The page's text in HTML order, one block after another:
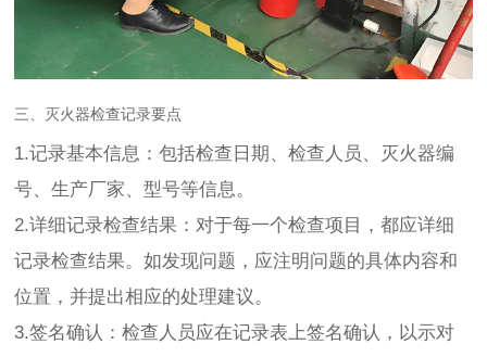
三、灭火器检查记录要点
1.记录基本信息：包括检查日期、检查人员、灭火器编
号、生产厂家、型号等信息。
2.详细记录检查结果：对于每一个检查项目，都应详细
记录检查结果。如发现问题，应注明问题的具体内容和
位置，并提出相应的处理建议。
3.签名确认：检查人员应在记录表上签名确认，以示对